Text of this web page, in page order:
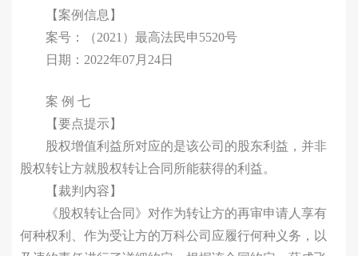
【案例信息】
案号：（2021）最高法民申5520号
日期：2022年07月24日
案 例 七
【要点提示】
股权增值利益所对应的是该公司的股东利益，并非
股权转让方就股权转让合同所能获得的利益。
【裁判内容】
《股权转让合同》对作为转让方的再审申请人享有
何种权利、作为受让方的万科公司应履行何种义务，以